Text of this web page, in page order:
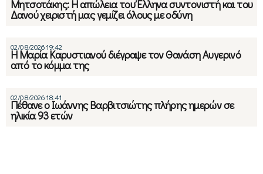
Μητσοτάκης: Η απώλεια του Έλληνα συντονιστή και του
Δανού χειριστή μας γεμίζει όλους με οδύνη
02/08/2026 19:42
Η Μαρία Καρυστιανού διέγραψε τον Θανάση Αυγερινό
από το κόμμα της
02/08/2026 18:41
Πέθανε ο Ιωάννης Βαρβιτσιώτης πλήρης ημερών σε
ηλικία 93 ετών